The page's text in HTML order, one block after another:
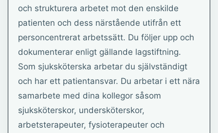
och strukturera arbetet mot den enskilde
patienten och dess närstående utifrån ett
personcentrerat arbetssätt. Du följer upp och
dokumenterar enligt gällande lagstiftning.
Som sjuksköterska arbetar du självständigt
och har ett patientansvar. Du arbetar i ett nära
samarbete med dina kollegor såsom
sjuksköterskor, undersköterskor,
arbetsterapeuter, fysioterapeuter och